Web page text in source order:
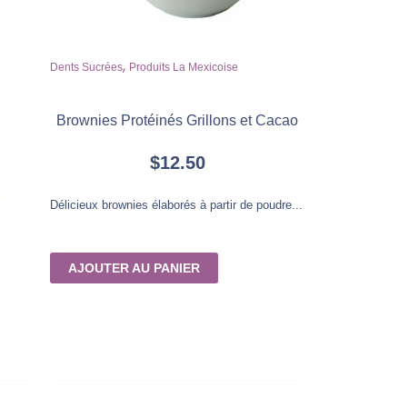
Dents Sucrées, Produits La Mexicoise
Brownies Protéinés Grillons et Cacao
$12.50
Délicieux brownies élaborés à partir de poudre...
AJOUTER AU PANIER